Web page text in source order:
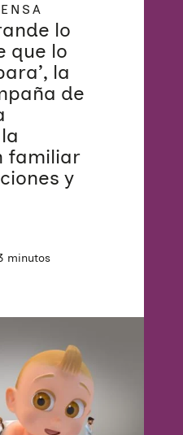
lo
que lo
la
de
familiar
y
minutos